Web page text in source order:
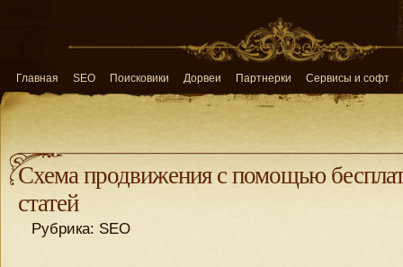
Главная SEO Поисковики Дорвеи Партнерки Сервисы и софт
Схема продвижения с помощью
статей
Рубрика: SEO